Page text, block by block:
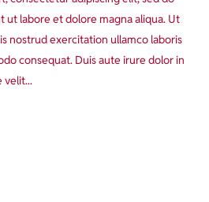
labore et dolore magna aliqua. Ut
nostrud exercitation ullamco laboris
consequat. Duis aute irure dolor in
velit...